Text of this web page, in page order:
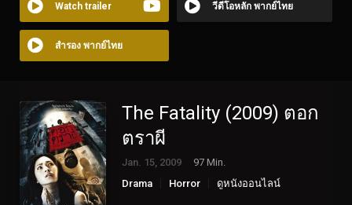
Watch trailer วีดีโอหลัก พากย์ไทย
สำรอง พากย์ไทย
The Fatality (2009) ตอก
ตราผี
Jan. 15, 2009
97 Min.
Drama
Horror ดูหนังออนไลน์